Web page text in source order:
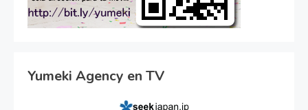
Yumeki Agency en TV